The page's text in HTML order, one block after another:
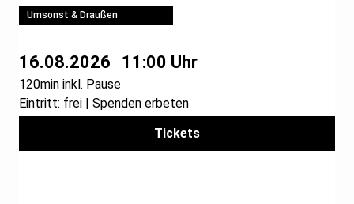
Umsonst & Draußen
16.08.2026 11:00 Uhr
120min inkl. Pause
Eintritt: frei | Spenden erbeten
Tickets